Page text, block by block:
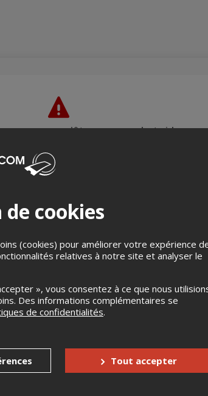
que vous n'êtes pas un robot ci-bas.
vif débarque pour le rodage de son 2e
100% drôle! Le rodage c’est votre chance
les surprises, les impros et ces moments
yeux, grâce à vous! Parfois cru, toujours drôle!
cookies
(cookies) pour améliorer votre expérience
relatives à notre site et analyser le
», vous consentez à ce que nous
Des informations complémentaires se
de confidentialités.
Tout accepter